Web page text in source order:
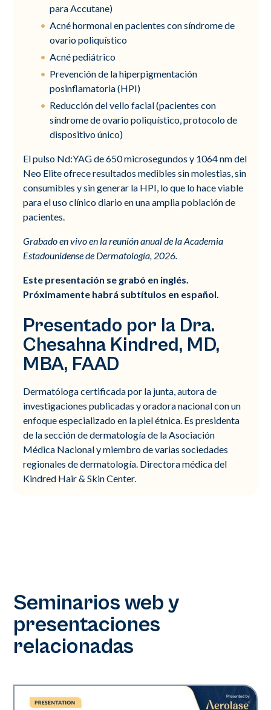
para Accutane)
Acné hormonal en pacientes con síndrome de
ovario poliquístico
Acné pediátrico
Prevención de la hiperpigmentación
posinflamatoria (HPI)
Reducción del vello facial (pacientes con
síndrome de ovario poliquístico, protocolo de
dispositivo único)
El pulso Nd:YAG de 650 microsegundos y 1064 nm del
Neo Elite ofrece resultados medibles sin molestias, sin
consumibles y sin generar la HPI, lo que lo hace viable
para el uso clínico diario en una amplia población de
pacientes.
Grabado en vivo en la reunión anual de la Academia
Estadounidense de Dermatología, 2026.
Este presentación se grabó en inglés.
Próximamente habrá subtítulos en español.
Presentado por la Dra.
Chesahna Kindred, MD,
MBA, FAAD
Dermatóloga certificada por la junta, autora de
investigaciones publicadas y oradora nacional con un
enfoque especializado en la piel étnica. Es presidenta
de la sección de dermatología de la Asociación
Médica Nacional y miembro de varias sociedades
regionales de dermatología. Directora médica del
Kindred Hair & Skin Center.
Seminarios web y
presentaciones
relacionadas